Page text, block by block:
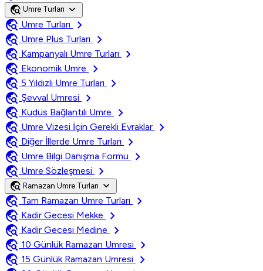
travel_explore Umre Turları expand_more
travel_explore Umre Turları
chevron_right
travel_explore Umre Plus Turları
chevron_right
travel_explore Kampanyalı Umre Turları
chevron_right
travel_explore Ekonomik Umre
chevron_right
travel_explore 5 Yıldızlı Umre Turları
chevron_right
travel_explore Şevval Umresi
chevron_right
travel_explore Kudüs Bağlantılı Umre
chevron_right
travel_explore Umre Vizesi İçin Gerekli Evraklar
chevron_right
travel_explore Diğer İllerde Umre Turları
chevron_right
travel_explore Umre Bilgi Danışma Formu
chevron_right
travel_explore Umre Sözleşmesi chevron_right
travel_explore Ramazan Umre Turları expand_more
travel_explore Tam Ramazan Umre Turları
chevron_right
travel_explore Kadir Gecesi Mekke
chevron_right
travel_explore Kadir Gecesi Medine
chevron_right
travel_explore 10 Günlük Ramazan Umresi
chevron_right
travel_explore 15 Günlük Ramazan Umresi
chevron_right